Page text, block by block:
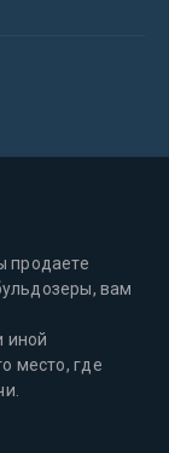
продаете
вам
иной
место, где